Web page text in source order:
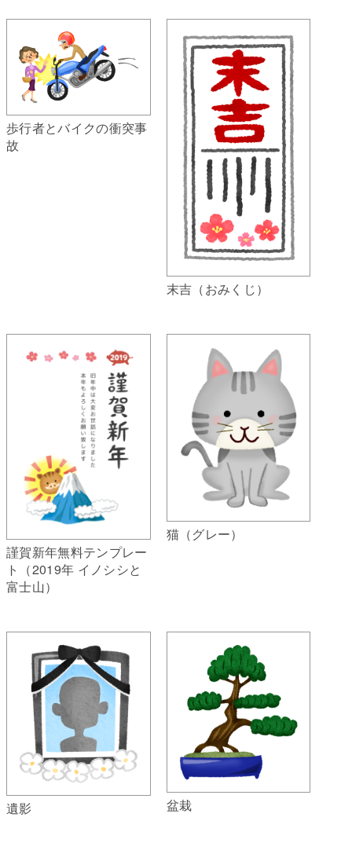
歩行者とバイクの衝突事
故
末吉（おみくじ）
謹賀新年無料テンプレー
ト（2019年 イノシシと
富士山）
猫（グレー）
遺影 盆栽